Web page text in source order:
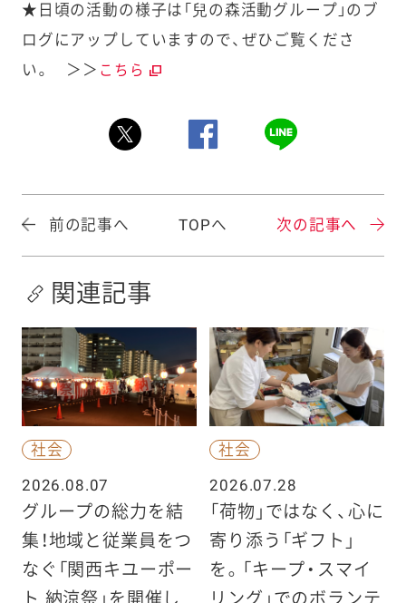
★日頃の活動の様子は「兒の森活動グループ」のブ
ログにアップしていますので、ぜひご覧くださ
い。 ＞＞ こちら
前の記事へ TOPへ 次の記事へ
関連記事
社会
2026.08.07
グループの総力を結
集！地域と従業員をつ
なぐ「関西キユーポー
ト 納涼祭」を開催し
社会
2026.07.28
「荷物」ではなく、心に
寄り添う「ギフト」
を。「キープ・スマイ
リング」でのボランテ